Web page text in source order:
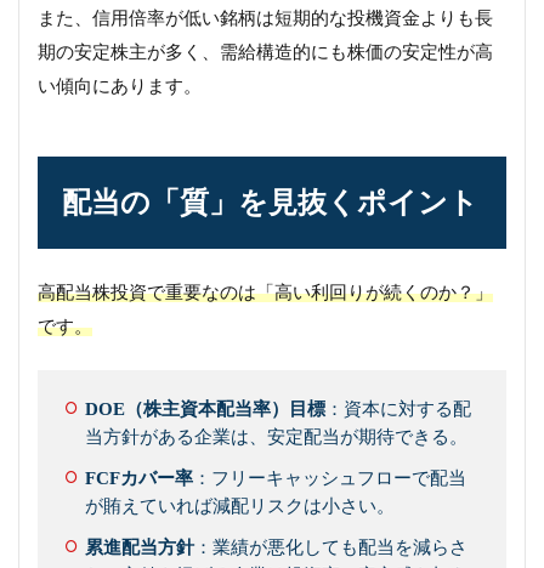
また、信用倍率が低い銘柄は短期的な投機資金よりも長
期の安定株主が多く、需給構造的にも株価の安定性が高
い傾向にあります。
配当の「質」を見抜くポイント
高配当株投資で重要なのは「高い利回りが続くのか？」
です。
DOE（株主資本配当率）目標：資本に対する配
当方針がある企業は、安定配当が期待できる。
FCFカバー率：フリーキャッシュフローで配当
が賄えていれば減配リスクは小さい。
累進配当方針：業績が悪化しても配当を減らさ